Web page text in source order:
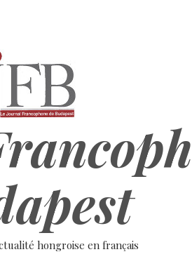
hongroise en français